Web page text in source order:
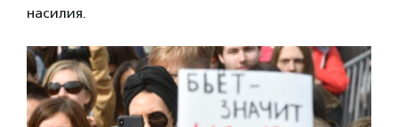
насилия.